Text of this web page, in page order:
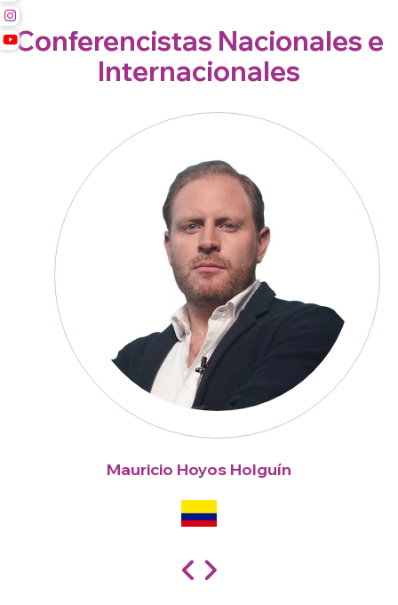
Conferencistas Nacionales e
Internacionales
Mauricio Hoyos Holguín